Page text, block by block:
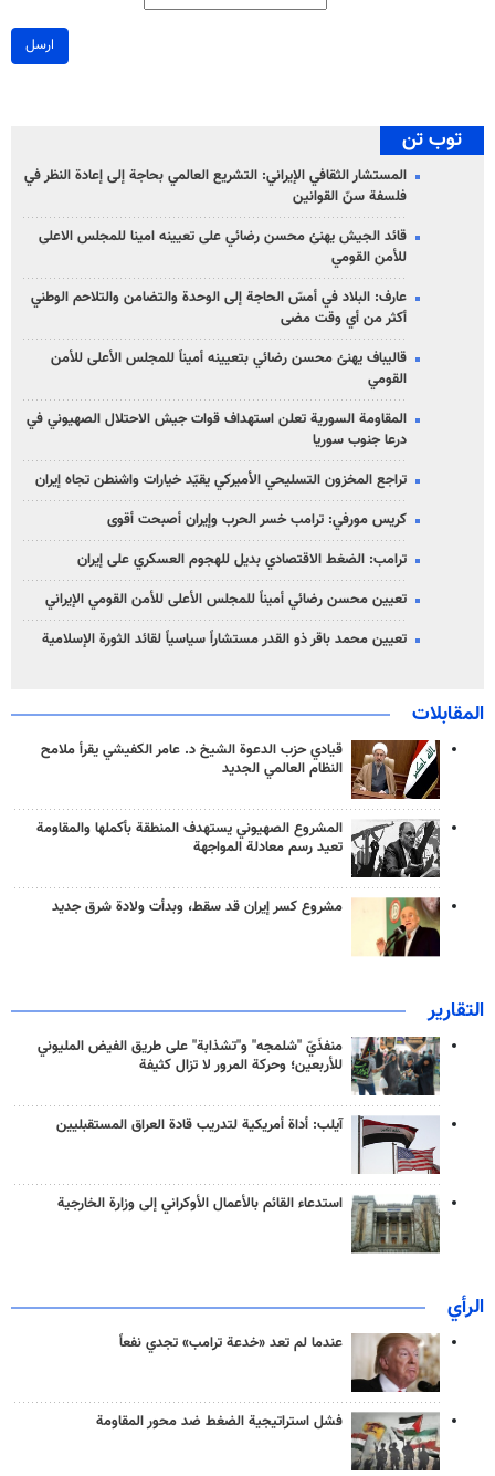
ارسل
توب تن
المستشار الثقافي الإيراني: التشريع العالمي بحاجة إلى إعادة النظر في
فلسفة سنّ القوانين
قائد الجيش يهنئ محسن رضائي على تعيينه امينا للمجلس الاعلى
للأمن القومي
عارف: البلاد في أمسّ الحاجة إلى الوحدة والتضامن والتلاحم الوطني
أكثر من أي وقت مضى
قاليباف يهنئ محسن رضائي بتعيينه أميناً للمجلس الأعلى للأمن
القومي
المقاومة السورية تعلن استهداف قوات جيش الاحتلال الصهيوني في
درعا جنوب سوريا
تراجع المخزون التسليحي الأميركي يقيّد خيارات واشنطن تجاه إيران
كريس مورفي: ترامب خسر الحرب وإيران أصبحت أقوى
ترامب: الضغط الاقتصادي بديل للهجوم العسكري على إيران
تعيين محسن رضائي أميناً للمجلس الأعلى للأمن القومي الإيراني
تعيين محمد باقر ذو القدر مستشاراً سياسياً لقائد الثورة الإسلامية
المقابلات
قيادي حزب الدعوة الشيخ د. عامر الكفيشي يقرأ ملامح
النظام العالمي الجديد
المشروع الصهيوني يستهدف المنطقة بأكملها والمقاومة
تعيد رسم معادلة المواجهة
مشروع كسر إيران قد سقط، وبدأت ولادة شرق جديد
التقارير
منفذَيّ "شلمجه" و"تشذابة" على طريق الفيض المليوني
للأربعين؛ وحركة المرور لا تزال كثيفة
آيلب: أداة أمريكية لتدريب قادة العراق المستقبليين
استدعاء القائم بالأعمال الأوكراني إلى وزارة الخارجية
الرأي
عندما لم تعد «خدعة ترامب» تجدي نفعاً
فشل استراتيجية الضغط ضد محور المقاومة